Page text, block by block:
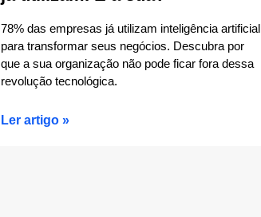
78% das empresas já utilizam inteligência artificial
para transformar seus negócios. Descubra por
que a sua organização não pode ficar fora dessa
revolução tecnológica.
Ler artigo »